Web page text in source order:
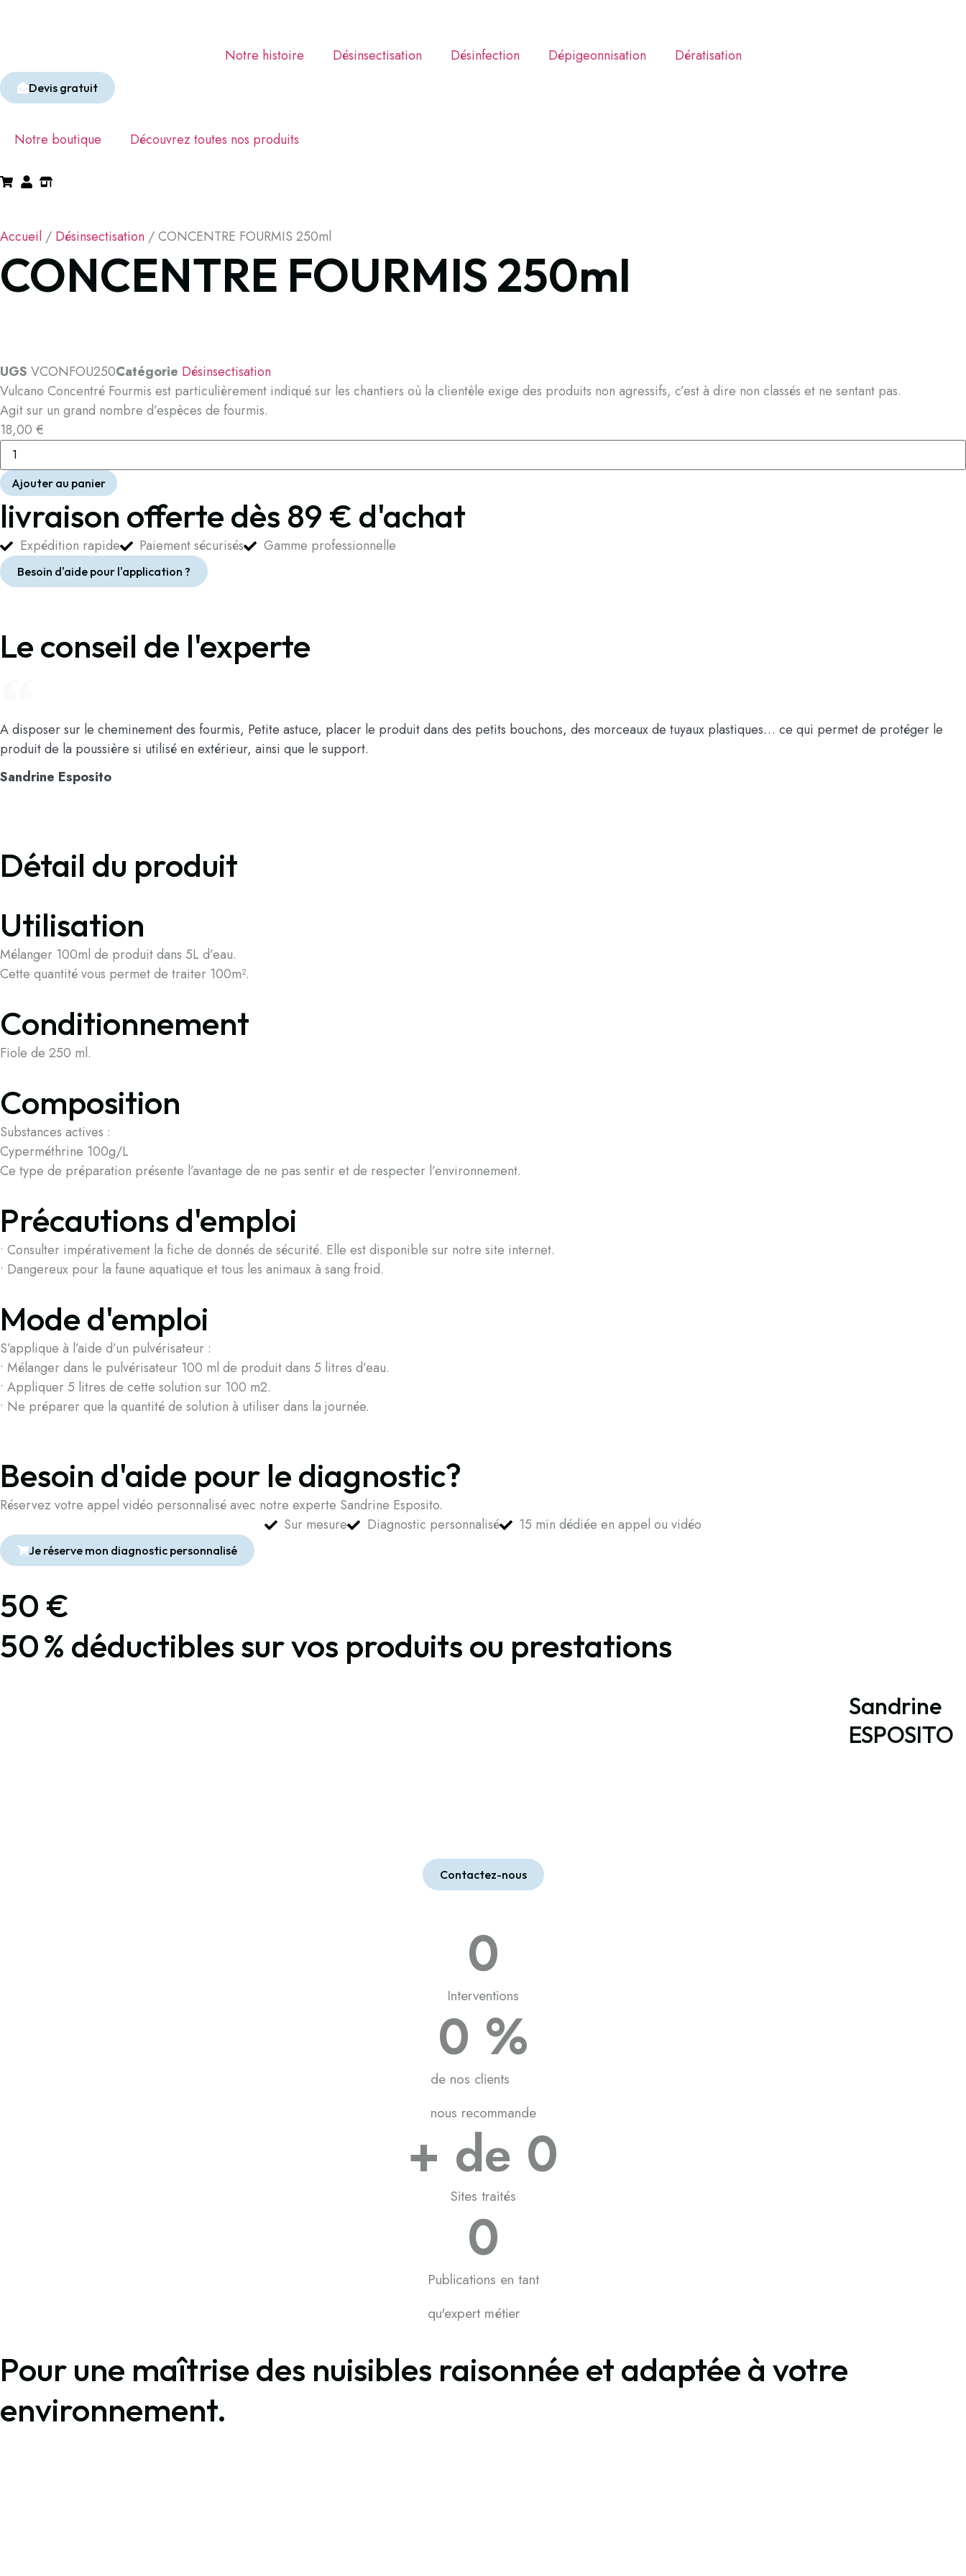
Notre histoire Désinsectisation Désinfection Dépigeonnisation Dératisation
Devis gratuit
Notre boutique Découvrez toutes nos produits
Accueil / Désinsectisation / CONCENTRE FOURMIS 250ml
CONCENTRE FOURMIS 250ml
UGS VCONFOU250Catégorie Désinsectisation
Vulcano Concentré Fourmis est particulièrement indiqué sur les chantiers où la clientèle exige des produits non agressifs, c’est à dire non classés et ne sentant pas.
Agit sur un grand nombre d’espèces de fourmis.
18,00 €
Ajouter au panier
livraison offerte dès 89 € d'achat
Expédition rapide Paiement sécurisés Gamme professionnelle
Besoin d'aide pour l'application ?
Le conseil de l'experte
A disposer sur le cheminement des fourmis, Petite astuce, placer le produit dans des petits bouchons, des morceaux de tuyaux plastiques… ce qui permet de protéger le
produit de la poussière si utilisé en extérieur, ainsi que le support.
Sandrine Esposito
Détail du produit
Utilisation
Mélanger 100ml de produit dans 5L d’eau.
Cette quantité vous permet de traiter 100m².
Conditionnement
Fiole de 250 ml.
Composition
Substances actives :
Cyperméthrine 100g/L
Ce type de préparation présente l’avantage de ne pas sentir et de respecter l’environnement.
Précautions d'emploi
• Consulter impérativement la fiche de donnés de sécurité. Elle est disponible sur notre site internet.
• Dangereux pour la faune aquatique et tous les animaux à sang froid.
Mode d'emploi
S’applique à l’aide d’un pulvérisateur :
• Mélanger dans le pulvérisateur 100 ml de produit dans 5 litres d’eau.
• Appliquer 5 litres de cette solution sur 100 m2.
• Ne préparer que la quantité de solution à utiliser dans la journée.
Besoin d'aide pour le diagnostic?
Réservez votre appel vidéo personnalisé avec notre experte Sandrine Esposito.
Sur mesure
Diagnostic personnalisé 15 min dédiée en appel ou vidéo
Je réserve mon diagnostic personnalisé
50 €
50 % déductibles sur vos produits ou prestations
Sandrine
ESPOSITO
Contactez-nous
Interventions
0
de nos clients
nous recommande
0 %
Sites traités
+ de 0
Publications en tant
qu'expert métier
0
Pour une maîtrise des nuisibles raisonnée et adaptée à votre
environnement.